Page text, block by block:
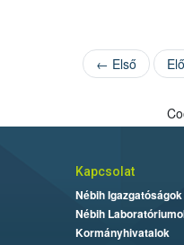
← Első
Kapcsolat
Nébih Igazgatóságok
Nébih
Kormányhivatalok